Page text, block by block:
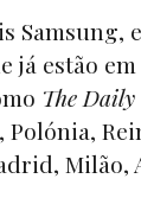
Samsung,
estão
The Daily
Milão,